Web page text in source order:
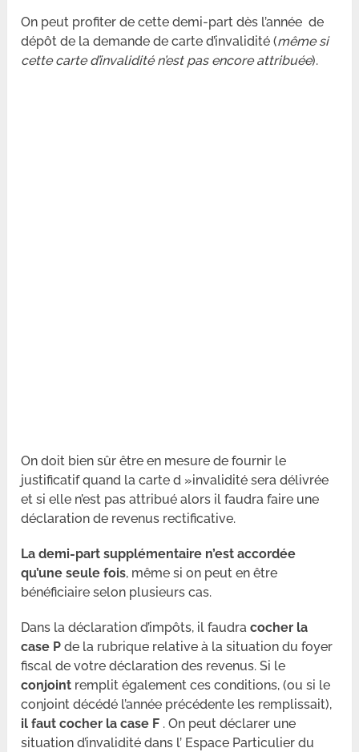
On peut profiter de cette demi-part dès l’année de
dépôt de la demande de carte d’invalidité (même si
cette carte d’invalidité n’est pas encore attribuée).
On doit bien sûr être en mesure de fournir le
justificatif quand la carte d »invalidité sera délivrée
et si elle n’est pas attribué alors il faudra faire une
déclaration de revenus rectificative.
La demi-part supplémentaire n’est accordée
qu’une seule fois, même si on peut en être
bénéficiaire selon plusieurs cas.
Dans la déclaration d’impôts, il faudracocher la
case P de la rubrique relative à la situation du foyer
fiscal de votre déclaration des revenus. Si le
conjoint remplit également ces conditions, (ou si le
conjoint décédé l’année précédente les remplissait),
il faut cocher la case F . On peut déclarer une
situation d’invalidité dans l’ Espace Particulier du